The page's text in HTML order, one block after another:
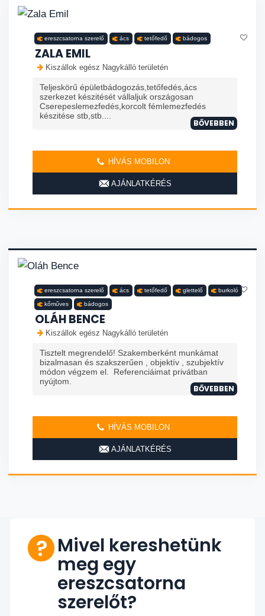
ereszcsatorna szerelő ács tetőfedő bádogos
ZALA EMIL
Kiszállok egész Nagykálló területén
Teljeskörű épületbádogozás,tetőfedés,ács
szerkezet készitését vállaljuk országosan
Cserepeslemezfedés,korcolt fémlemezfedés
készitése stb,stb....
BŐVEBBEN
HÍVÁS MOBILON
AJÁNLATKÉRÉS
ereszcsatorna szerelő ács tetőfedő glettelő burkoló
kőműves bádogos
OLÁH BENCE
Kiszállok egész Nagykálló területén
Tisztelt megrendelő! Szakemberként munkámat
bizalmasan és szakszerűen , objektív , szubjektív
módon végzem el. Referenciáimat privátban
nyújtom.
BŐVEBBEN
HÍVÁS MOBILON
AJÁNLATKÉRÉS
Mivel kereshetünk
meg egy
ereszcsatorna
szerelőt?